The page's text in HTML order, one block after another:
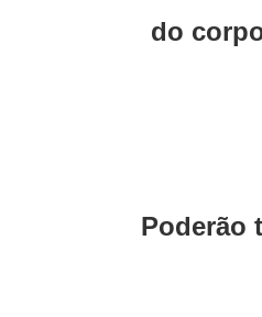
do
Poderão